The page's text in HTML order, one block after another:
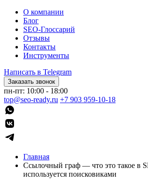
О компании
Блог
SEO-Глоссарий
Отзывы
Контакты
Инструменты
Написать в Telegram
Заказать звонок
пн-пт: 10:00 - 18:00
top@seo-ready.ru +7 903 959-10-18
Главная
Ссылочный граф — что это такое в
используется поисковиками